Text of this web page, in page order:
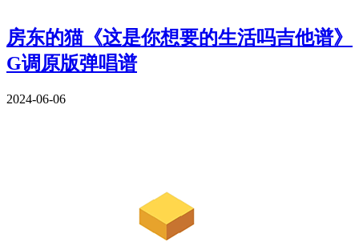
房东的猫《这是你想要的生活吗吉他谱》
G调原版弹唱谱
2024-06-06